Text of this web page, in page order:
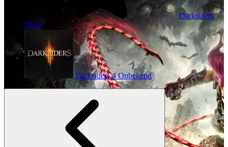
Darksiders
2010
Darksiders 4Onbekend